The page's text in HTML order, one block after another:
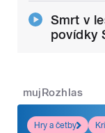
Smrt v
povídky
mujRozhlas
Hry a četby